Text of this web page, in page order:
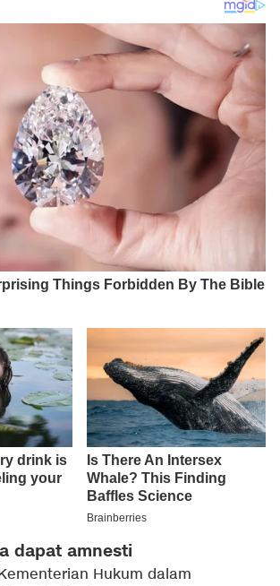
dapat amnesti
Hukum dalam